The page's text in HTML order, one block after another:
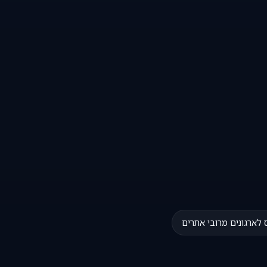
לארגונים מרובי אתרים